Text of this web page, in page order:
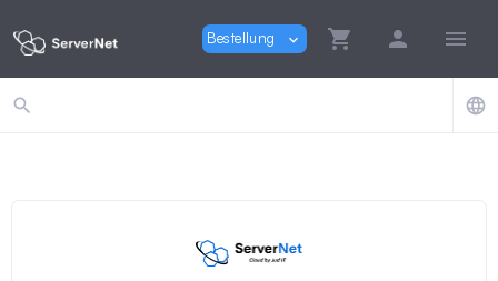
Bestellung expand_more shopping_cart person menu
search language